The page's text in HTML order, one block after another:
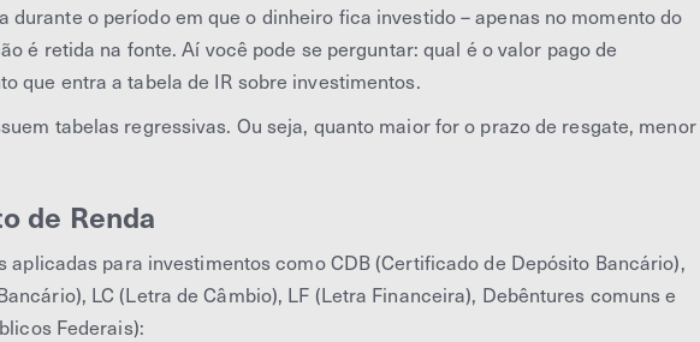
durante o período em que o dinheiro fica investido – apenas no momento do
é retida na fonte. Aí você pode se perguntar: qual é o valor pago de
que entra a tabela de IR sobre investimentos.
tabelas regressivas. Ou seja, quanto maior for o prazo de resgate, menor
de Renda
aplicadas para investimentos como CDB (Certificado de Depósito Bancário),
LC (Letra de Câmbio), LF (Letra Financeira), Debêntures comuns e
Federais):